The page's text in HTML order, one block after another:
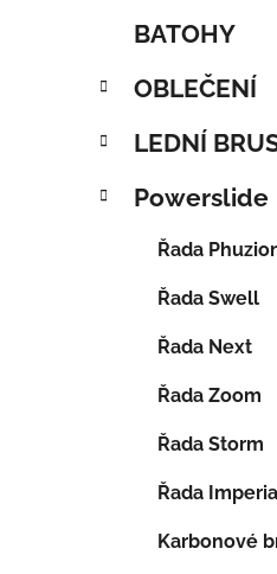
BATOHY
OBLEČENÍ
LEDNÍ
Powerslide
Řada
Řada Swell
Řada Next
Řada Zoom
Řada Storm
Řada
Karbonové